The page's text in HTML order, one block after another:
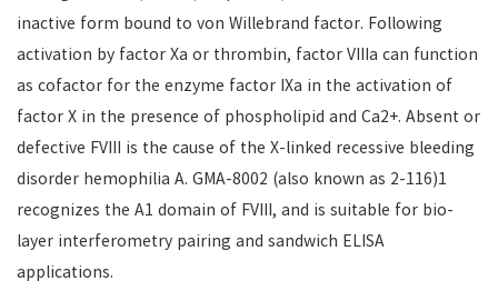
inactive form bound to von Willebrand factor. Following
activation by factor Xa or thrombin, factor VIIIa can function
as cofactor for the enzyme factor IXa in the activation of
factor X in the presence of phospholipid and Ca2+. Absent or
defective FVIII is the cause of the X-linked recessive bleeding
disorder hemophilia A. GMA-8002 (also known as 2-116)1
recognizes the A1 domain of FVIII, and is suitable for bio-
layer interferometry pairing and sandwich ELISA
applications.